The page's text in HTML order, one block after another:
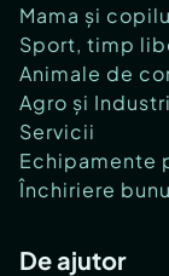
Mama și
Sport, timp
Animale de
Agro și
Servicii
Echipamente
Închiriere
De ajutor